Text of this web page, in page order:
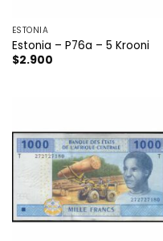
ESTONIA
Estonia – P76a – 5 Krooni
$2.900